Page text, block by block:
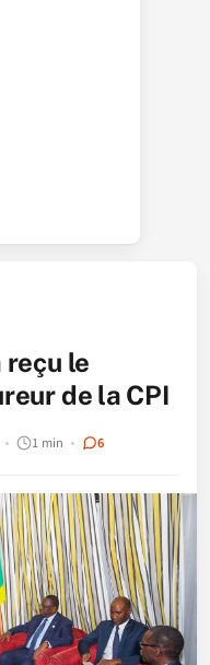
reçu le
de la CPI
1 min 6